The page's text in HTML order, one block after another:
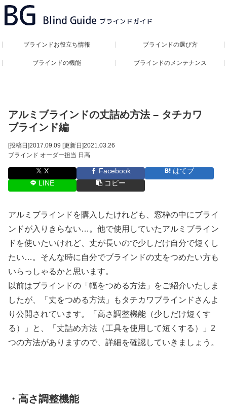
ブラインドお役立ち情報 ブラインドの選び方
ブラインドの機能 ブラインドのメンテナンス
アルミブラインドの丈詰め方法 – タチカワ
ブラインド編
[投稿日]2017.09.09 [更新日]2021.03.26
ブラインド オーダー担当 日高
X Facebook
はてブ
LINE
コピー
アルミブラインドを購入したけれども、窓枠の中にブライ
ンドが入りきらない…。他で使用していたアルミブライン
ドを使いたいけれど、丈が長いので少しだけ自分で短くし
たい…。そんな時に自分でブラインドの丈をつめたい方も
いらっしゃるかと思います。
以前はブラインドの「幅をつめる方法」をご紹介いたしま
したが、「丈をつめる方法」もタチカワブラインドさんよ
り公開されています。「高さ調整機能（少しだけ短くす
る）」と、「丈詰め方法（工具を使用して短くする）」2
つの方法がありますので、詳細を確認していきましょう。
・高さ調整機能